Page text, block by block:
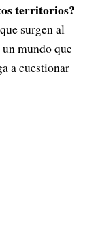
territorios?
surgen al
mundo que
a cuestionar